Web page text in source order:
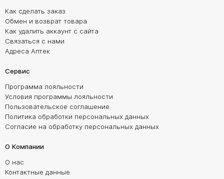
Как сделать заказ
Обмен и возврат товара
Как удалить аккаунт с сайта
Связаться с нами
Адреса Аптек
Сервис
Программа лояльности
Условия программы лояльности
Пользовательское соглашение
Политика обработки персональных данных
Согласие на обработку персональных данных
О Компании
О нас
Контактные данные